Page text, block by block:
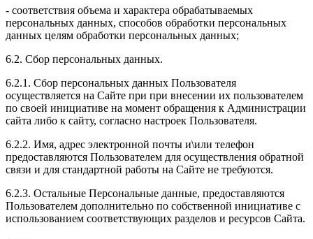
- соответствия объема и характера обрабатываемых
персональных данных, способов обработки персональных
данных целям обработки персональных данных;
6.2. Сбор персональных данных.
6.2.1. Сбор персональных данных Пользователя
осуществляется на Сайте при при внесении их пользователем
по своей инициативе на момент обращения к Администрации
сайта либо к сайту, согласно настроек Пользователя.
6.2.2. Имя, адрес электронной почты и\или телефон
предоставляются Пользователем для осуществления обратной
связи и для стандартной работы на Сайте не требуются.
6.2.3. Остальные Персональные данные, предоставляются
Пользователем дополнительно по собственной инициативе с
использованием соответствующих разделов и ресурсов Сайта.